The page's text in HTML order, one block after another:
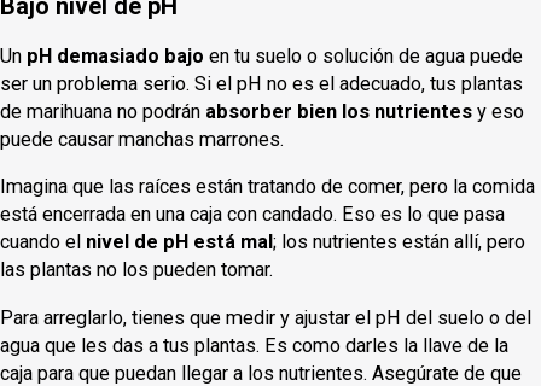
Bajo nivel de pH
Un pH demasiado bajo en tu suelo o solución de agua puede
ser un problema serio. Si el pH no es el adecuado, tus plantas
de marihuana no podrán absorber bien los nutrientes y eso
puede causar manchas marrones.
Imagina que las raíces están tratando de comer, pero la comida
está encerrada en una caja con candado. Eso es lo que pasa
cuando el nivel de pH está mal ; los nutrientes están allí, pero
las plantas no los pueden tomar.
Para arreglarlo, tienes que medir y ajustar el pH del suelo o del
agua que les das a tus plantas. Es como darles la llave de la
caja para que puedan llegar a los nutrientes. Asegúrate de que